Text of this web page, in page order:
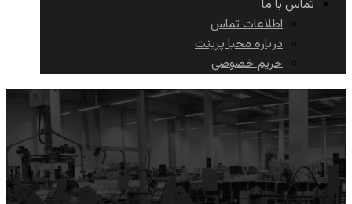
تماس با ما
اطلاعات تماس
درباره محیا پرینت
حریم خصوصی